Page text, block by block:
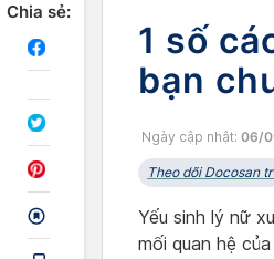
Chia sẻ:
1 số
bạn
Ngày cập nhật: 06/
Theo dõi Docosan
Yếu sinh lý nữ
mối quan hệ